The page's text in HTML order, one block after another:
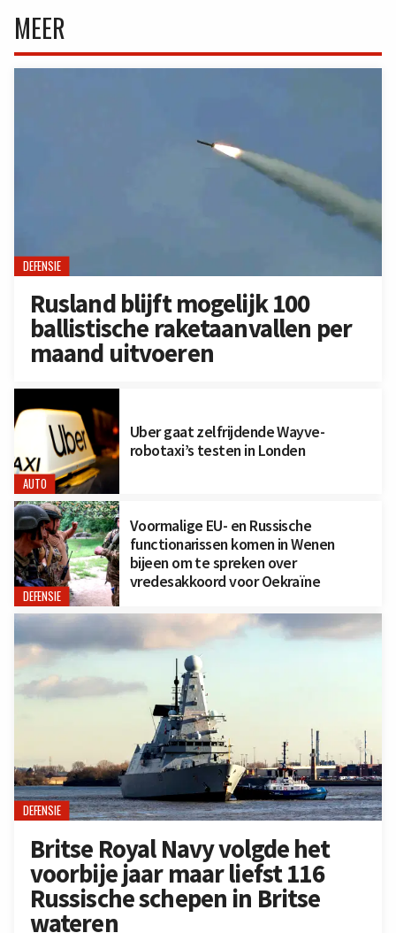
MEER
DEFENSIE
Rusland blijft mogelijk 100
ballistische raketaanvallen per
maand uitvoeren
AUTO
Uber gaat zelfrijdende Wayve-
robotaxi’s testen in Londen
DEFENSIE
Voormalige EU- en Russische
functionarissen komen in Wenen
bijeen om te spreken over
vredesakkoord voor Oekraïne
DEFENSIE
Britse Royal Navy volgde het
voorbije jaar maar liefst 116
Russische schepen in Britse
wateren